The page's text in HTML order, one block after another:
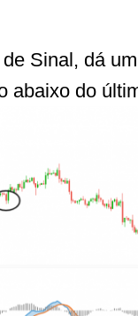
Sinal, dá
abaixo do